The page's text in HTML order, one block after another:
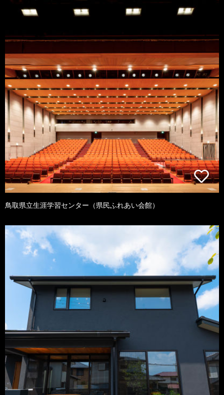
鳥取県立生涯学習センター（県民ふれあい会館）